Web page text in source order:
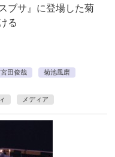
ブサ』に登場した菊
る
宮田俊哉
菊池風磨
メディア